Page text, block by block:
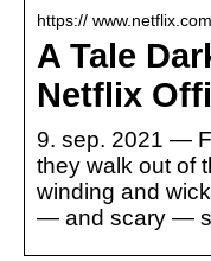
https://
A Tale
Netflix
9. sep. 2021 —
they walk out of
winding and
— and scary —